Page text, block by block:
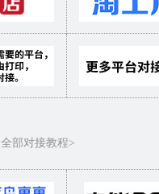
全部对接教程>